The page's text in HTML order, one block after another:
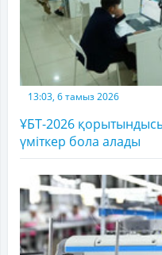
13:03, 6 тамыз 2026
ҰБТ-2026
үміткер бола алады